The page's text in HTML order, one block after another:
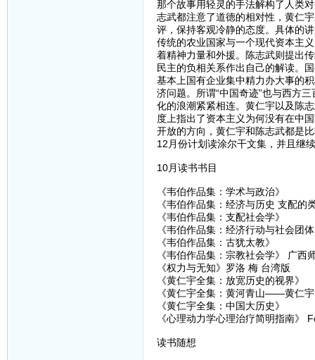
那个故事用轻灵的手法解构了人类
志武都注意了道德的相对性，黄仁
评，保持客观冷静的态度。具体的
传统的农业国家与一个现代资本主
着精神力量和外援。陈志武则提出
民主的负相关系作出自己的解读。
基本上国有企业集中精力办大事的
济问题。所谓“中国奇迹”也与西方
化的浪潮紧紧相连。黄仁宇以及陈
度上指出了资本主义为何没有在中
开放的方向，黄仁宇和陈志武都是
12月份计划读涂尔干文集，并且继
10月读书书目
《韦伯作品集：学术与政治》
《韦伯作品集：经济与历史 支配的
《韦伯作品集：支配社会学》
《韦伯作品集：经济行动与社会团
《韦伯作品集：古犹太教》
《韦伯作品集：宗教社会学》 广西
《权力与无知》罗洛 梅 台湾版
《黄仁宇全集：放宽历史的视界》
《黄仁宇全集：黄河青山——黄仁
《黄仁宇全集：中国大历史》
《心理动力学心理治疗简明指南
读书随想